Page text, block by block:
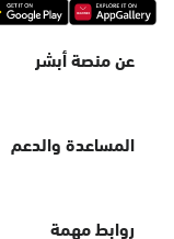
عن منصة أبشر
المساعدة والدعم
روابط مهمة